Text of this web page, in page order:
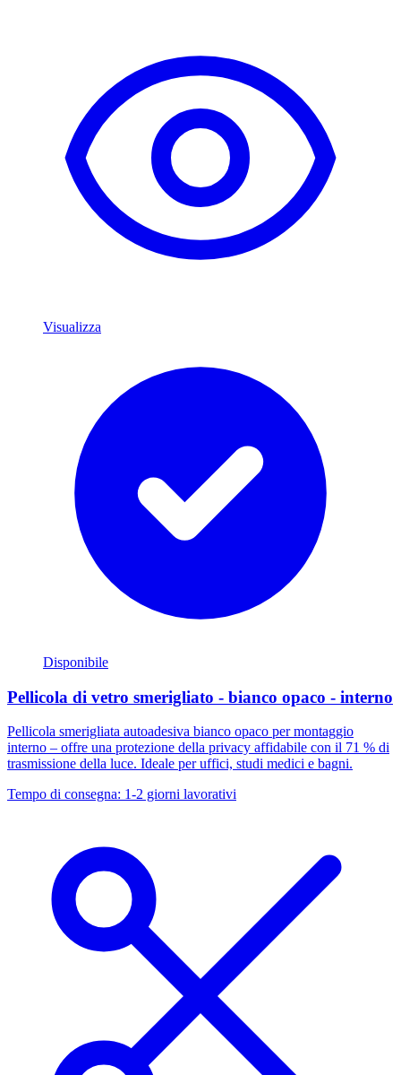
Visualizza
Disponibile
Pellicola di vetro smerigliato - bianco opaco - interno
Pellicola smerigliata autoadesiva bianco opaco per montaggio
interno – offre una protezione della privacy affidabile con il 71 % di
trasmissione della luce. Ideale per uffici, studi medici e bagni.
Tempo di consegna: 1-2 giorni lavorativi